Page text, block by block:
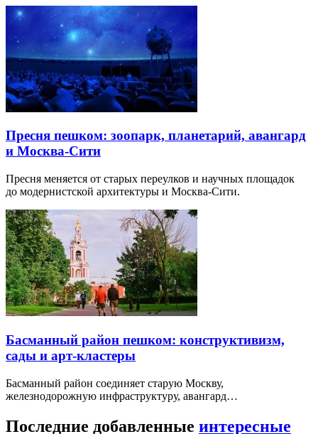
Пресня пешком: зоопарк, планетарий, авангард
и Москва-Сити
Пресня меняется от старых переулков и научных площадок
до модернистской архитектуры и Москва-Сити.
Басманный район пешком: конструктивизм,
сады и арт-кластеры
Басманный район соединяет старую Москву,
железнодорожную инфраструктуру, авангард…
Последние добавленные интересные